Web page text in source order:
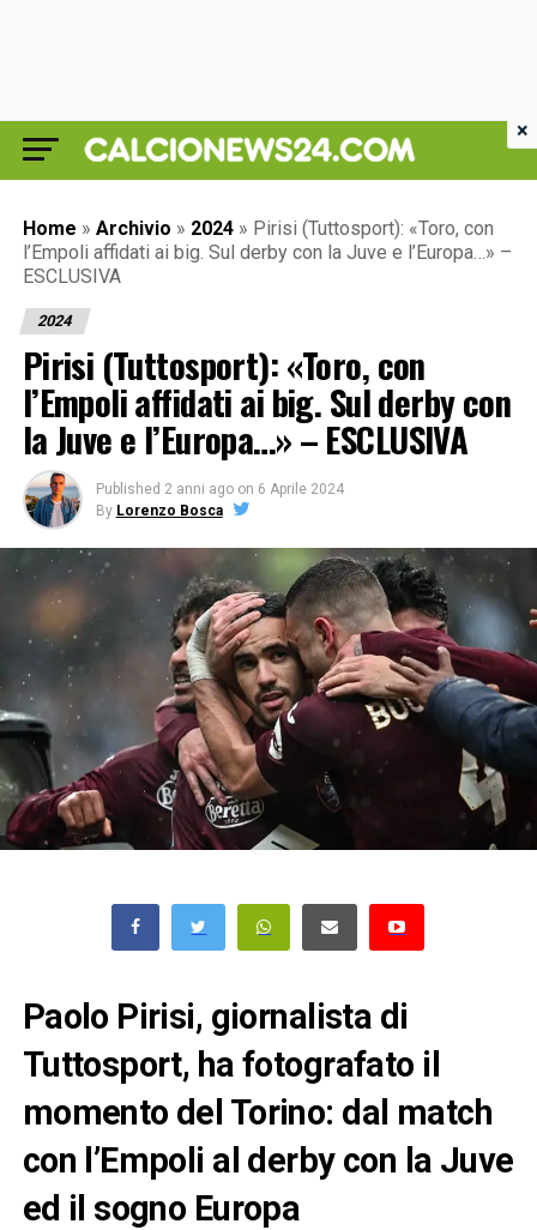
Home » Archivio » 2024 » Pirisi (Tuttosport): «Toro, con
l’Empoli affidati ai big. Sul derby con la Juve e l’Europa…» –
ESCLUSIVA
2024
Pirisi (Tuttosport): «Toro, con
l’Empoli affidati ai big. Sul derby con
la Juve e l’Europa…» – ESCLUSIVA
Published 2 anni ago on 6 Aprile 2024
By Lorenzo Bosca
Paolo Pirisi, giornalista di
Tuttosport, ha fotografato il
momento del Torino: dal match
con l’Empoli al derby con la Juve
ed il sogno Europa
×